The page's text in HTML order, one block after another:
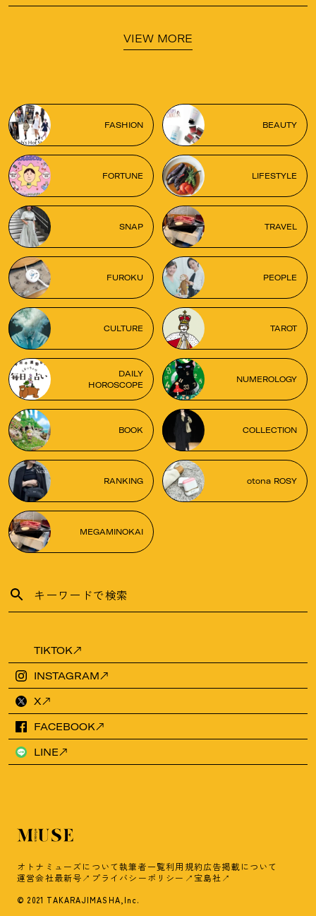
VIEW MORE
FASHION BEAUTY
FORTUNE LIFESTYLE
SNAP TRAVEL
FUROKU PEOPLE
CULTURE TAROT
DAILY
HOROSCOPE
NUMEROLOGY
BOOK COLLECTION
RANKING otona ROSY
MEGAMINOKAI
TIKTOK
INSTAGRAM
X
FACEBOOK
LINE
オトナミューズについて執筆者一覧利用規約広告掲載について
運営会社最新号 プライバシーポリシー 宝島社
© 2021 TAKARAJIMASHA,Inc.